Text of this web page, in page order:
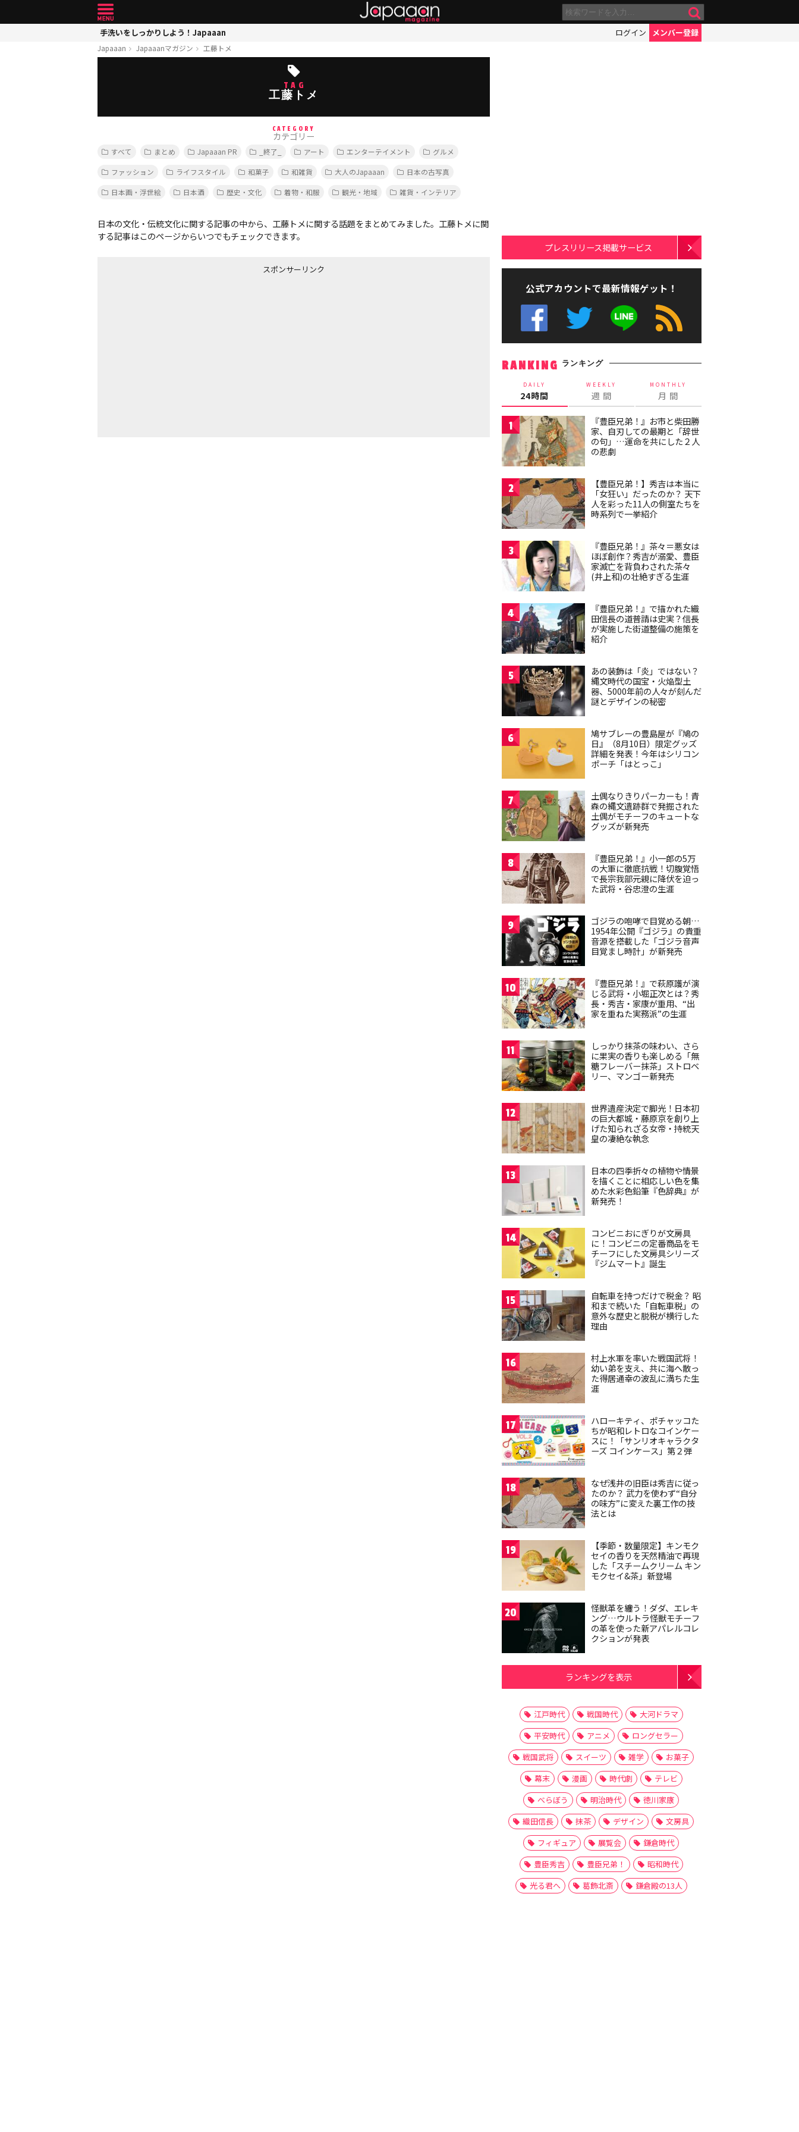
手洗いをしっかりしよう！Japaaan ログイン メンバー登録
Japaaan Japaaanマガジン 工藤トメ
TAG
工藤トメ
CATEGORY
カテゴリー
すべて まとめ Japaaan PR _終了_ アート エンターテイメント
グルメ
ファッション
ライフスタイル 和菓子 和雑貨 大人のJapaaan
日本の古写真
日本画・浮世絵
日本酒 歴史・文化 着物・和服 観光・地域 雑貨・インテリア
日本の文化・伝統文化に関する記事の中から、工藤トメに関する話題をまとめてみました。工藤トメに関
する記事はこのページからいつでもチェックできます。
スポンサーリンク
プレスリリース掲載サービス
公式アカウントで最新情報ゲット！
RANKING ランキング
DAILY
24時間
WEEKLY
週 間
MONTHLY
月 間
1
『豊臣兄弟！』お市と柴田勝
家、自刃しての最期と「辞世
の句」…運命を共にした２人
の悲劇
2
【豊臣兄弟！】秀吉は本当に
「女狂い」だったのか？ 天下
人を彩った11人の側室たちを
時系列で一挙紹介
3
『豊臣兄弟！』茶々＝悪女は
ほぼ創作？秀吉が溺愛、豊臣
家滅亡を背負わされた茶々
(井上和)の壮絶すぎる生涯
4
『豊臣兄弟！』で描かれた織
田信長の道普請は史実？信長
が実施した街道整備の施策を
紹介
5
あの装飾は「炎」ではない？
縄文時代の国宝・火焔型土
器、5000年前の人々が刻んだ
謎とデザインの秘密
6
鳩サブレーの豊島屋が『鳩の
日』（8月10日）限定グッズ
詳細を発表！今年はシリコン
ポーチ「はとっこ」
7
土偶なりきりパーカーも！青
森の縄文遺跡群で発掘された
土偶がモチーフのキュートな
グッズが新発売
8
『豊臣兄弟！』小一郎の5万
の大軍に徹底抗戦！切腹覚悟
で長宗我部元親に降伏を迫っ
た武将・谷忠澄の生涯
9
ゴジラの咆哮で目覚める朝…
1954年公開『ゴジラ』の貴重
音源を搭載した「ゴジラ音声
目覚まし時計」が新発売
10
『豊臣兄弟！』で萩原護が演
じる武将・小堀正次とは？秀
長・秀吉・家康が重用、“出
家を重ねた実務派”の生涯
11
しっかり抹茶の味わい、さら
に果実の香りも楽しめる「無
糖フレーバー抹茶」ストロベ
リー、マンゴー新発売
12
世界遺産決定で脚光！日本初
の巨大都城・藤原京を創り上
げた知られざる女帝・持統天
皇の凄絶な執念
13
日本の四季折々の植物や情景
を描くことに相応しい色を集
めた水彩色鉛筆『色辞典』が
新発売！
14
コンビニおにぎりが文房具
に！コンビニの定番商品をモ
チーフにした文房具シリーズ
『ジムマート』誕生
15
自転車を持つだけで税金？ 昭
和まで続いた「自転車税」の
意外な歴史と脱税が横行した
理由
16
村上水軍を率いた戦国武将！
幼い弟を支え、共に海へ散っ
た得居通幸の波乱に満ちた生
涯
17
ハローキティ、ポチャッコた
ちが昭和レトロなコインケー
スに！「サンリオキャラクタ
ーズ コインケース」第２弾
18
なぜ浅井の旧臣は秀吉に従っ
たのか？ 武力を使わず“自分
の味方”に変えた裏工作の技
法とは
19
【季節・数量限定】キンモク
セイの香りを天然精油で再現
した「スチームクリーム キン
モクセイ&茶」新登場
20
怪獣革を纏う！ダダ、エレキ
ング…ウルトラ怪獣モチーフ
の革を使った新アパレルコレ
クションが発表
ランキングを表示
江戸時代 戦国時代
大河ドラマ
平安時代
アニメ
ロングセラー
戦国武将
スイーツ 雑学
お菓子
幕末
漫画 時代劇
テレビ
べらぼう
明治時代
徳川家康
織田信長
抹茶 デザイン
文房具
フィギュア
展覧会
鎌倉時代
豊臣秀吉
豊臣兄弟！
昭和時代
光る君へ
葛飾北斎 鎌倉殿の13人